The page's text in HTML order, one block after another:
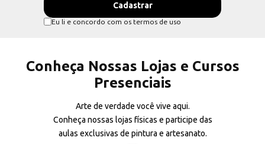
Eu li e concordo com os termos de uso
Conheça Nossas Lojas e Cursos
Presenciais
Arte de verdade você vive aqui.
Conheça nossas lojas físicas e participe das
aulas exclusivas de pintura e artesanato.